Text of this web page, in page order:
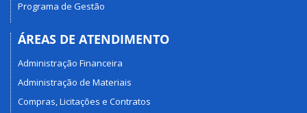
Programa de Gestão
ÁREAS DE ATENDIMENTO
Administração Financeira
Administração de Materiais
Compras, Licitações e Contratos